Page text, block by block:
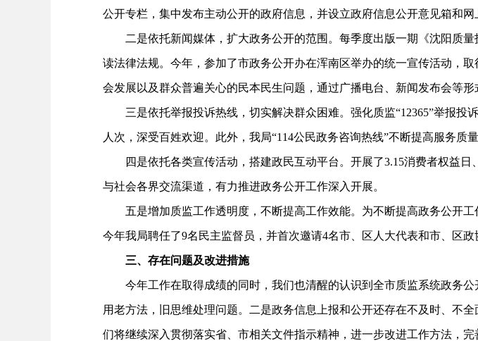
公开专栏，集中发布主动公开的政府信息，并设立政府信息公开意见箱和
二是依托新闻媒体，扩大政务公开的范围。每季度出版一期《沈阳质量
读法律法规。今年，参加了市政务公开办在浑南区举办的统一宣传活动，
会发展以及群众普遍关心的民本民生问题，通过广播电台、新闻发布会等形
三是依托举报投诉热线，切实解决群众困难。强化质监“12365”举报投
人次，深受百姓欢迎。此外，我局“114公民政务咨询热线”不断提高服务质
四是依托各类宣传活动，搭建政民互动平台。开展了3.15消费者权益日
与社会各界交流渠道，有力推进政务公开工作深入开展。
五是增加质监工作透明度，不断提高工作效能。为不断提高政务公开工
今年我局聘任了9名民主监督员，并首次邀请4名市、区人大代表和市、区
三、存在问题及改进措施
今年工作在取得成绩的同时，我们也清醒的认识到全市质监系统政务公
用老方法，旧思维处理问题。二是政务信息上报和公开还存在不及时、不
们将继续深入贯彻落实省、市相关文件指示精神，进一步改进工作方法，